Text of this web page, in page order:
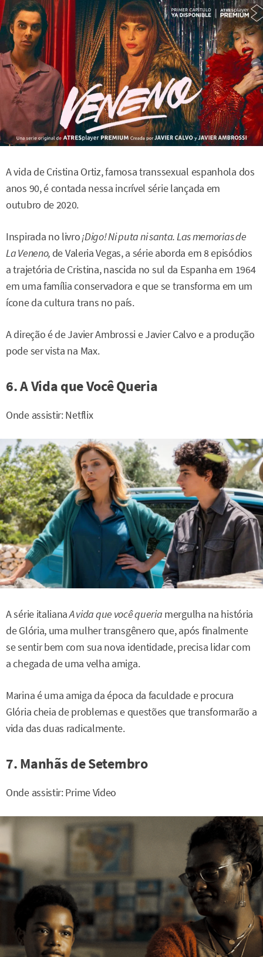
A vida de Cristina Ortiz, famosa transsexual espanhola dos
anos 90, é contada nessa incrível série lançada em
outubro de 2020.
Inspirada no livro¡Digo! Ni puta ni santa. Las memorias de
LaVeneno,de Valeria Vegas, a série aborda em 8 episódios
a trajetória de Cristina, nascida no sul da Espanha em 1964
em uma família conservadora e que se transforma em um
ícone da cultura trans no país.
A direção é de Javier Ambrossi e Javier Calvo e a produção
pode ser vista na Max.
6. A Vida que Você Queria
Onde assistir: Netflix
A série italianaA vida que você queria mergulha na história
de Glória, uma mulher transgênero que, após finalmente
se sentir bem com sua nova identidade, precisa lidar com
a chegada de uma velha amiga.
Marina é uma amiga da época da faculdade e procura
Glória cheia de problemas e questões que transformarão a
vida das duas radicalmente.
7. Manhãs de Setembro
Onde assistir: Prime Video